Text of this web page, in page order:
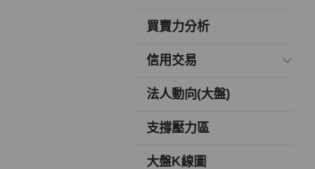
買賣力分析
信用交易
法人動向(大盤)
支撐壓力區
大盤K線圖